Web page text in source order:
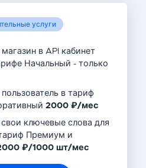
услуги
в API кабинет
Начальный - только
в тариф
2000 ₽/мес
ключевые слова для
Премиум и
₽/1000 шт/мес